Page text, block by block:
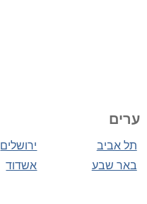
ערים
ירושלים תל אביב
אשדוד באר שבע